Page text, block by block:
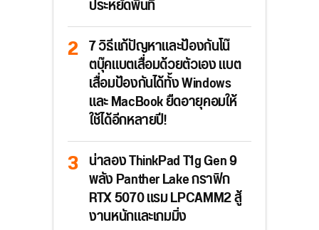
ประหยัดพื้นที่
7 วิธีแก้ปัญหาและป้องกันโน๊
ตบุ๊คแบตเสื่อมด้วยตัวเอง แบต
เสื่อมป้องกันได้ทั้ง Windows
และ MacBook ยืดอายุคอมให้
ใช้ได้อีกหลายปี!
น่าลอง ThinkPad T1g Gen 9
พลัง Panther Lake กราฟิก
RTX 5070 แรม LPCAMM2 สู้
งานหนักและเกมมิ่ง